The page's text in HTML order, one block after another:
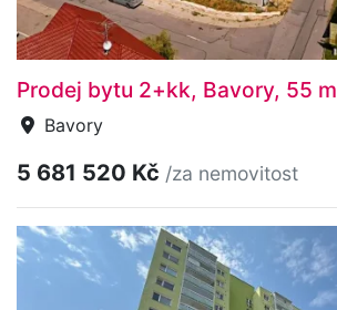
Prodej bytu 2+kk, Bavory, 55 m
Bavory
5 681 520 Kč /za nemovitost